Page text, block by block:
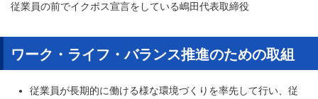
従業員の前でイクボス宣言をしている嶋田代表取締役
ワーク・ライフ・バランス推進のための取組
従業員が長期的に働ける様な環境づくりを率先して行い、従